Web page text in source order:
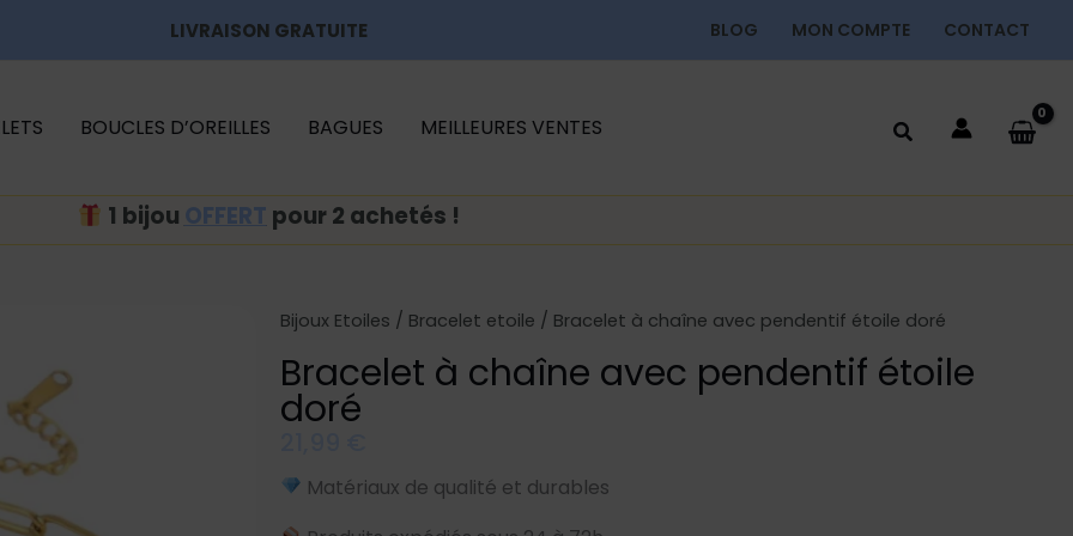
LIVRAISON GRATUITE BLOG MON COMPTE CONTACT
BOUCLES D’OREILLES BAGUES MEILLEURES VENTES
1 bijou OFFERT pour 2 achetés !
Bijoux Etoiles / Bracelet etoile / Bracelet à chaîne avec pendentif étoile doré
Bracelet à chaîne avec pendentif étoile
doré
Matériaux de qualité et durables